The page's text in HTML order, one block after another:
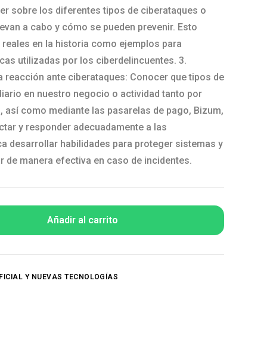
sobre los diferentes tipos de ciberataques o
a cabo y cómo se pueden prevenir. Esto
en la historia como ejemplos para
utilizadas por los ciberdelincuentes. 3.
reacción ante ciberataques: Conocer que tipos de
en nuestro negocio o actividad tanto por
como mediante las pasarelas de pago, Bizum,
y responder adecuadamente a las
desarrollar habilidades para proteger sistemas y
de manera efectiva en caso de incidentes.
Añadir al carrito
Y NUEVAS TECNOLOGÍAS